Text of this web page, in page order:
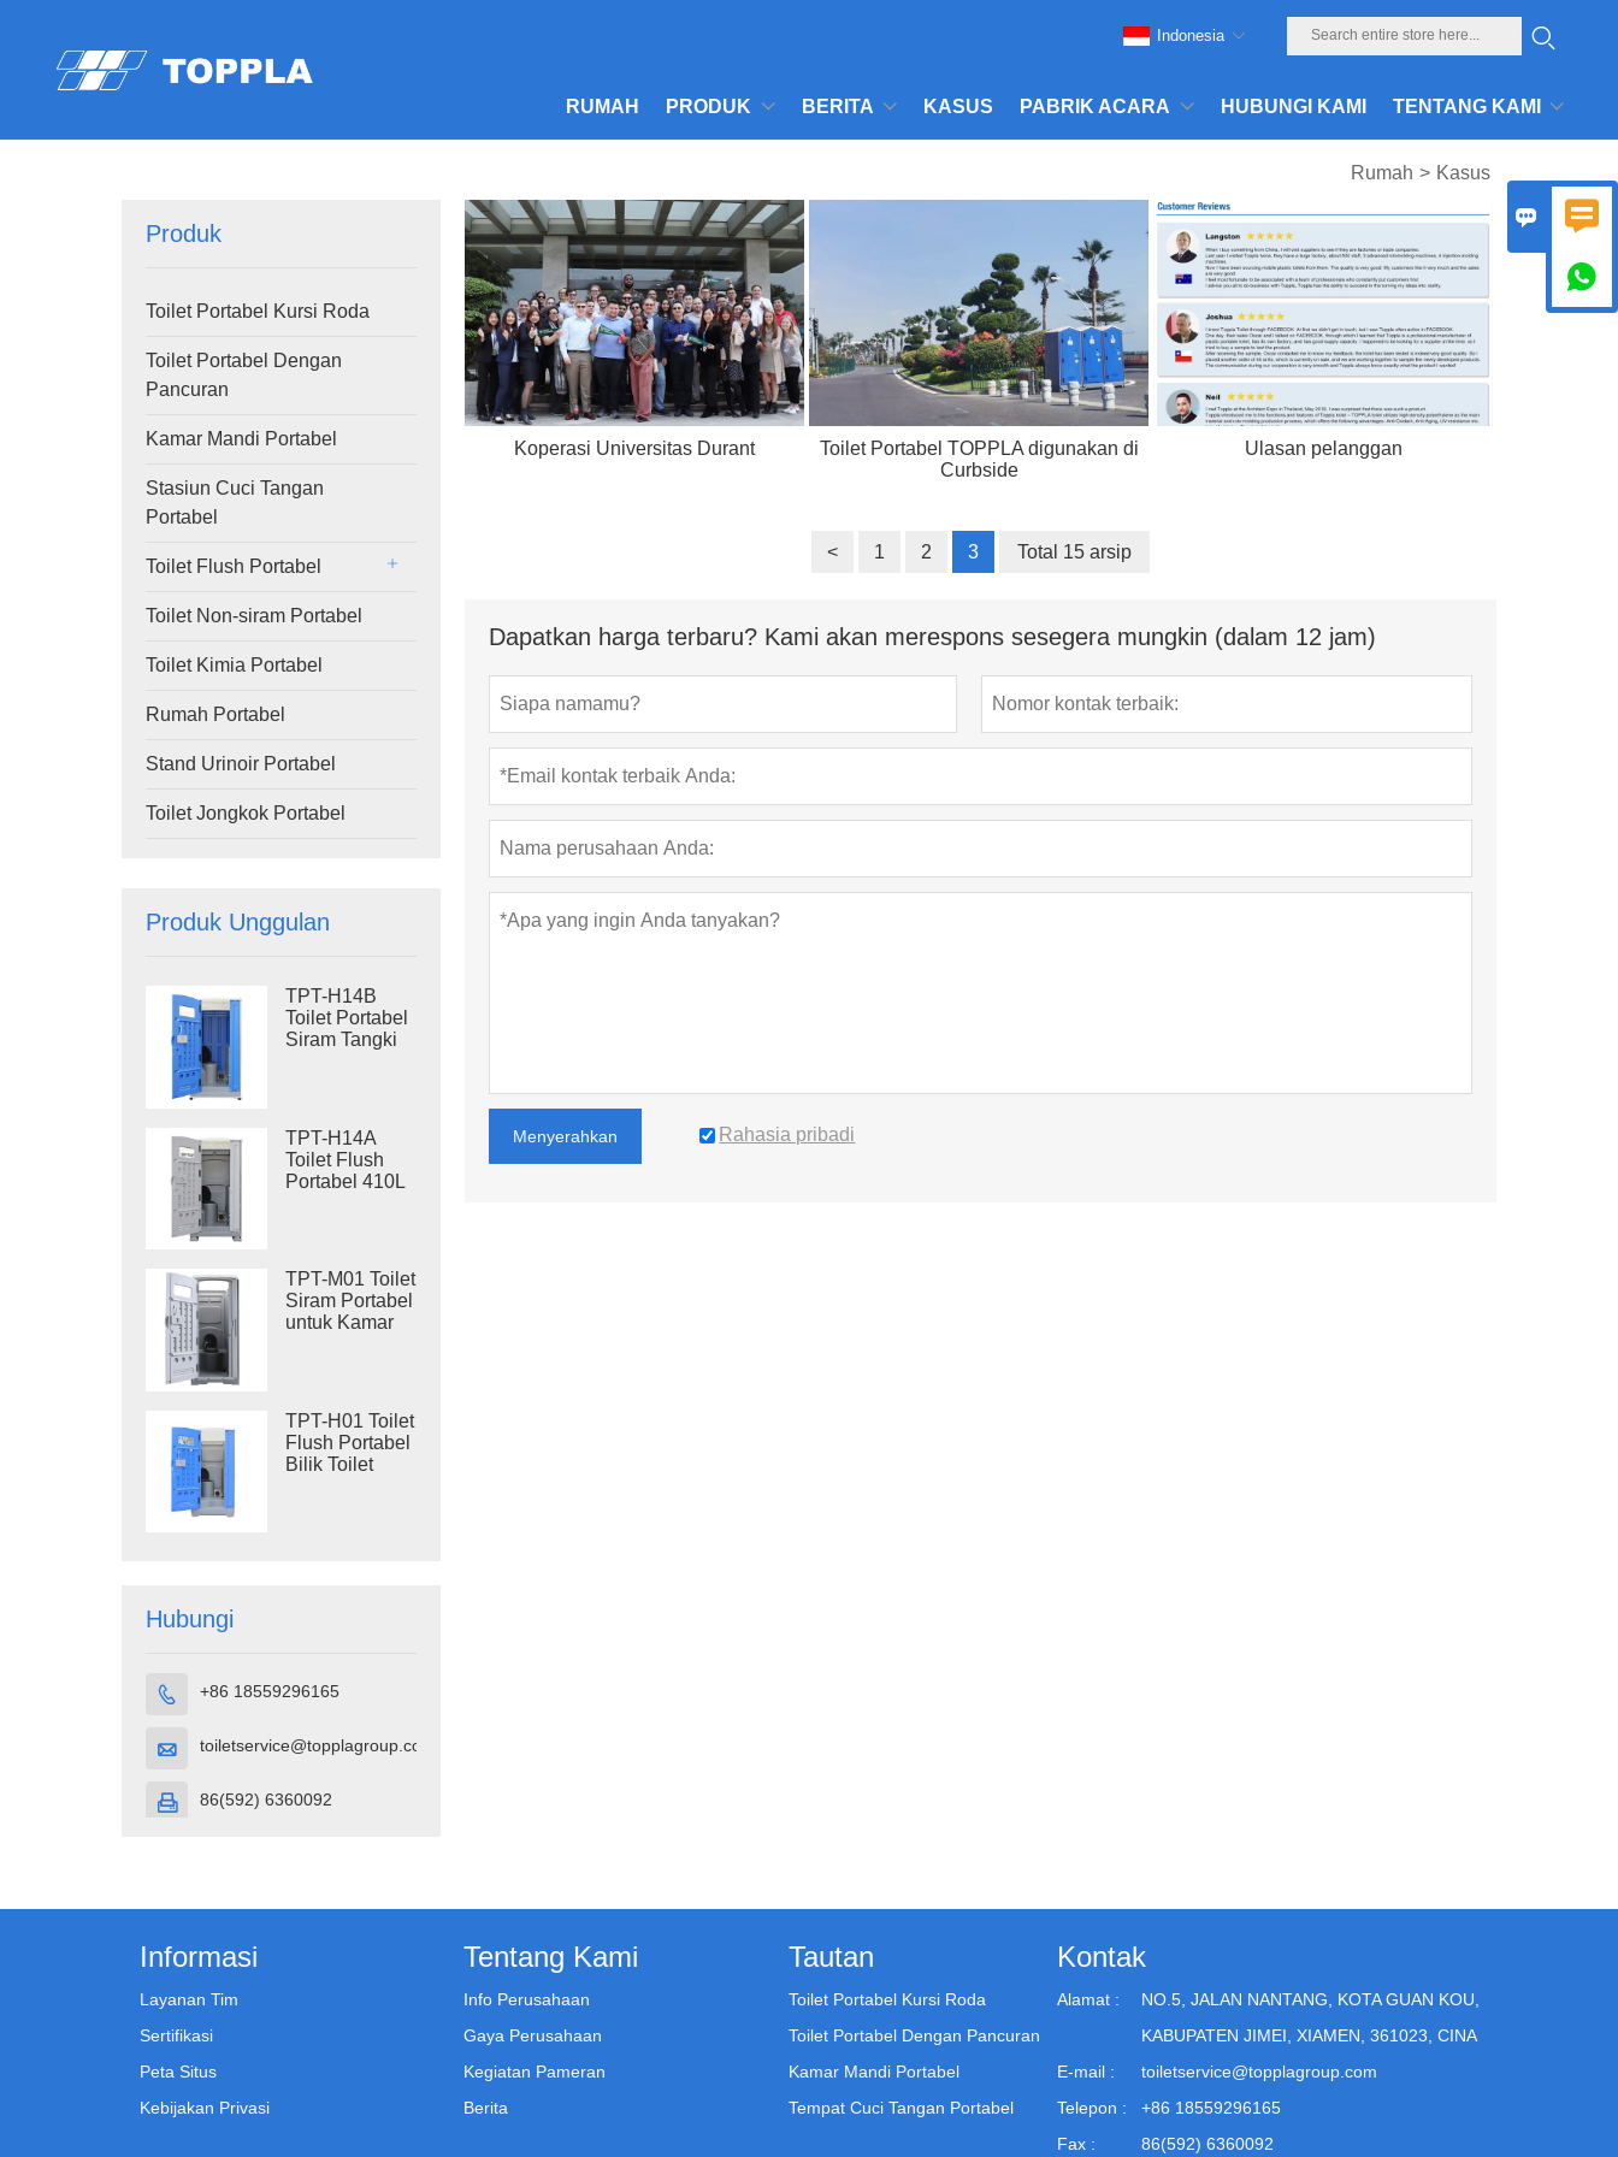
RUMAH PRODUK BERITA KASUS PABRIK ACARA HUBUNGI KAMI TENTANG KAMI
Indonesia
Rumah > Kasus
Produk
Toilet Portabel Kursi Roda
Toilet Portabel Dengan
Pancuran
Kamar Mandi Portabel
Stasiun Cuci Tangan
Portabel
Toilet Flush Portabel
Toilet Non-siram Portabel
Toilet Kimia Portabel
Rumah Portabel
Stand Urinoir Portabel
Toilet Jongkok Portabel
Produk Unggulan
TPT-H14B
Toilet Portabel
Siram Tangki
untuk Lokasi
Proyek
TPT-H14A
Toilet Flush
Portabel 410L
TPT-M01 Toilet
Siram Portabel
untuk Kamar
TPT-H01 Toilet
Flush Portabel
Bilik Toilet
Hubungi
 +86 18559296165
 toiletservice@topplagroup.com
 86(592) 6360092
Koperasi Universitas Durant
​Toilet Portabel TOPPLA digunakan di
Curbside
Ulasan pelanggan
< 1 2 3 Total 15 arsip
Dapatkan harga terbaru? Kami akan merespons sesegera mungkin (dalam 12 jam)
Menyerahkan Rahasia pribadi
Kontak
Alamat :
NO.5, JALAN NANTANG, KOTA GUAN KOU,
KABUPATEN JIMEI, XIAMEN, 361023, CINA
E-mail :
toiletservice@topplagroup.com
Telepon :
+86 18559296165
Fax :
86(592) 6360092
Informasi
Layanan Tim
Sertifikasi
Peta Situs
Kebijakan Privasi
Tentang Kami
Info Perusahaan
Gaya Perusahaan
Kegiatan Pameran
Berita
Tautan
Toilet Portabel Kursi Roda
Toilet Portabel Dengan Pancuran
Kamar Mandi Portabel
Tempat Cuci Tangan Portabel
 
